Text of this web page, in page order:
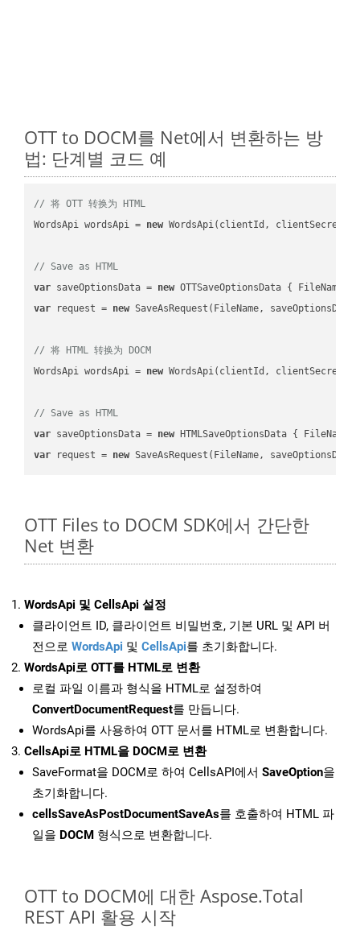
OTT to DOCM를 Net에서 변환하는 방
법: 단계별 코드 예
// 将 OTT 转换为 HTML
WordsApi wordsApi = new WordsApi(clientId, clientSecret);
// Save as HTML
var saveOptionsData = new OTTSaveOptionsData { FileName =
var request = new SaveAsRequest(FileName,
// 将 HTML 转换为 DOCM
WordsApi wordsApi = new WordsApi(clientId, clientSecret);
// Save as HTML
var saveOptionsData = new HTMLSaveOptionsData { FileName
var request = new
OTT Files to DOCM SDK에서 간단한
Net 변환
WordsApi 및 CellsApi 설정
클라이언트 ID, 클라이언트 비밀번호, 기본 URL 및 API 버
전으로 WordsApi 및 CellsApi를 초기화합니다.
WordsApi로 OTT를 HTML로 변환
로컬 파일 이름과 형식을 HTML로 설정하여
ConvertDocumentRequest를 만듭니다.
WordsApi를 사용하여 OTT 문서를 HTML로 변환합니다.
CellsApi로 HTML을 DOCM로 변환
SaveFormat을 DOCM로 하여 CellsAPI에서 SaveOption을
초기화합니다.
cellsSaveAsPostDocumentSaveAs를 호출하여 HTML 파
일을 DOCM 형식으로 변환합니다.
OTT to DOCM에 대한 Aspose.Total
REST API 활용 시작